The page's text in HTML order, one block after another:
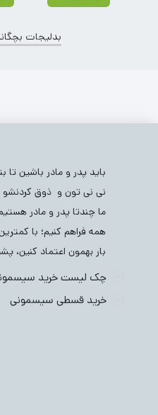
بدلیجات
کفش و پاپوش
باید پدر و مادر باشین
نی نی تون و ذوق
ما چندتا پدر و مادر
همه فراهم کنیم؛ با
بار بهمون اعتماد کنین،
چک لیست خرید
خرید قسطی سیسمونی